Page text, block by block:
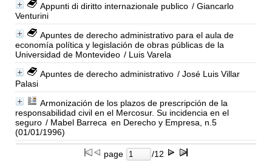
Appunti di diritto internazionale publico / Giancarlo
Venturini
Apuntes de derecho administrativo para el aula de
economía política y legislación de obras públicas de la
Universidad de Montevideo / Luis Varela
Apuntes de derecho administrativo / José Luis Villar
Palasi
Armonización de los plazos de prescripción de la
responsabilidad civil en el Mercosur. Su incidencia en el
seguro / Mabel Barreca en Derecho y Empresa, n.5
(01/01/1996)
page /12